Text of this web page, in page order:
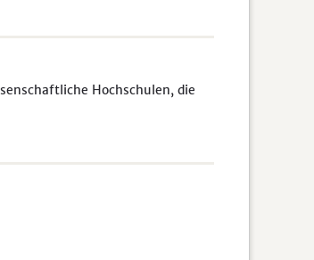
Hochschulen, die